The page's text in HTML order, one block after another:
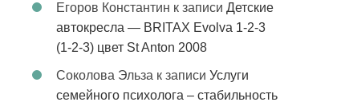
Егоров Константин к записи Детские
автокресла — BRITAX Evolva 1-2-3
(1-2-3) цвет St Anton 2008
Соколова Эльза к записи Услуги
семейного психолога – стабильность